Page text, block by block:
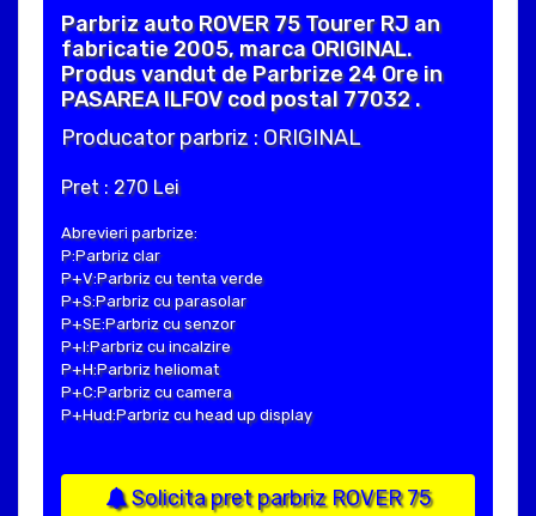
Parbriz auto ROVER 75 Tourer RJ an
fabricatie 2005, marca ORIGINAL.
Produs vandut de Parbrize 24 Ore in
PASAREA ILFOV cod postal 77032 .
Producator parbriz : ORIGINAL
Pret : 270 Lei
Abrevieri parbrize:
P:Parbriz clar
P+V:Parbriz cu tenta verde
P+S:Parbriz cu parasolar
P+SE:Parbriz cu senzor
P+I:Parbriz cu incalzire
P+H:Parbriz heliomat
P+C:Parbriz cu camera
P+Hud:Parbriz cu head up display
Solicita pret parbriz ROVER 75